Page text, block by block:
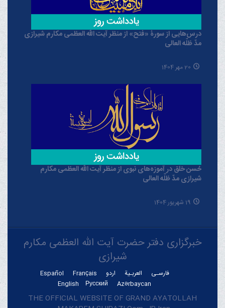
درس‌هایی از سورۀ «فتح» از منظر آیت الله العظمی مکارم شیرازی
مدّ ظلّه العالی
20 مهر 1404
حُسن خلق در آموزه‌های نبوی از منظر آیت الله العظمی مکارم
شیرازی مدّ ظلّه العالی
19 شهریور 1404
خبرگزاری دفتر حضرت آیت الله العظمی مکارم
شیرازی
فارسـی العربـیة اردو Français
Español
Azərbaycan
Русский
English
THE OFFICIAL WEBSITE OF GRAND AYATOLLAH